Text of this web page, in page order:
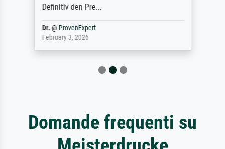
Definitiv den Pre...
Dr.@ ProvenExpert
February 3, 2026
Domande frequenti su